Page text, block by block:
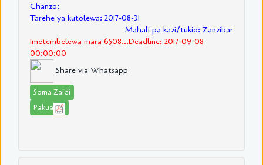
Chanzo:
Tarehe ya kutolewa: 2017-08-31
Mahali pa kazi/tukio: Zanzibar
Imetembelewa mara 6508...Deadline: 2017-09-08
00:00:00
Share via Whatsapp
Soma Zaidi
Pakua